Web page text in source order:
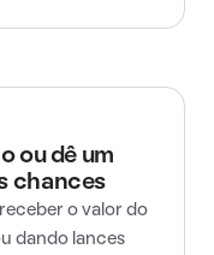
ou dê um
chances
o valor do
dando lances